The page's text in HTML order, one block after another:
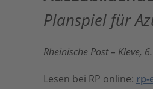
Planspiel für
Rheinische Post – Kleve,
Lesen bei RP online: rp-